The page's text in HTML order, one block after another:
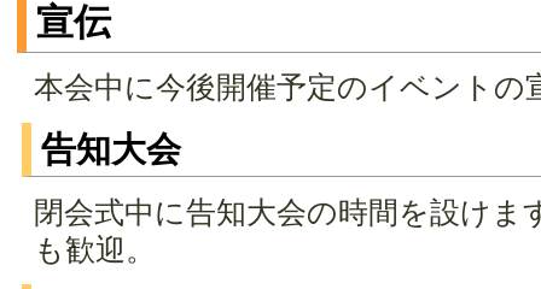
宣伝
本会中に今後開催予定のイベントの
告知大会
閉会式中に告知大会の時間を設け
も歓迎。